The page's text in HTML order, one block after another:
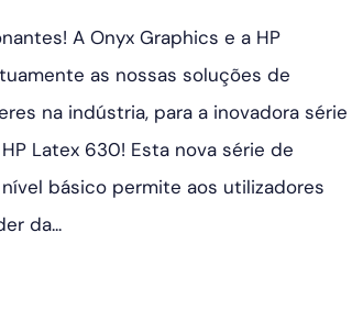
A Onyx Graphics e a HP
as nossas soluções de
na indústria, para a inovadora série
Latex 630! Esta nova série de
básico permite aos utilizadores
da...